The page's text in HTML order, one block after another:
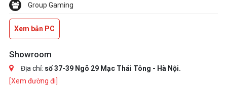
ETHERNET
- Support for 11ax 80MHz
Group Gaming
Xem bản PC
Showroom
Địa chỉ: số 37-39 Ngõ 29 Mạc Thái Tông - Hà Nội.
[Xem đường đi]